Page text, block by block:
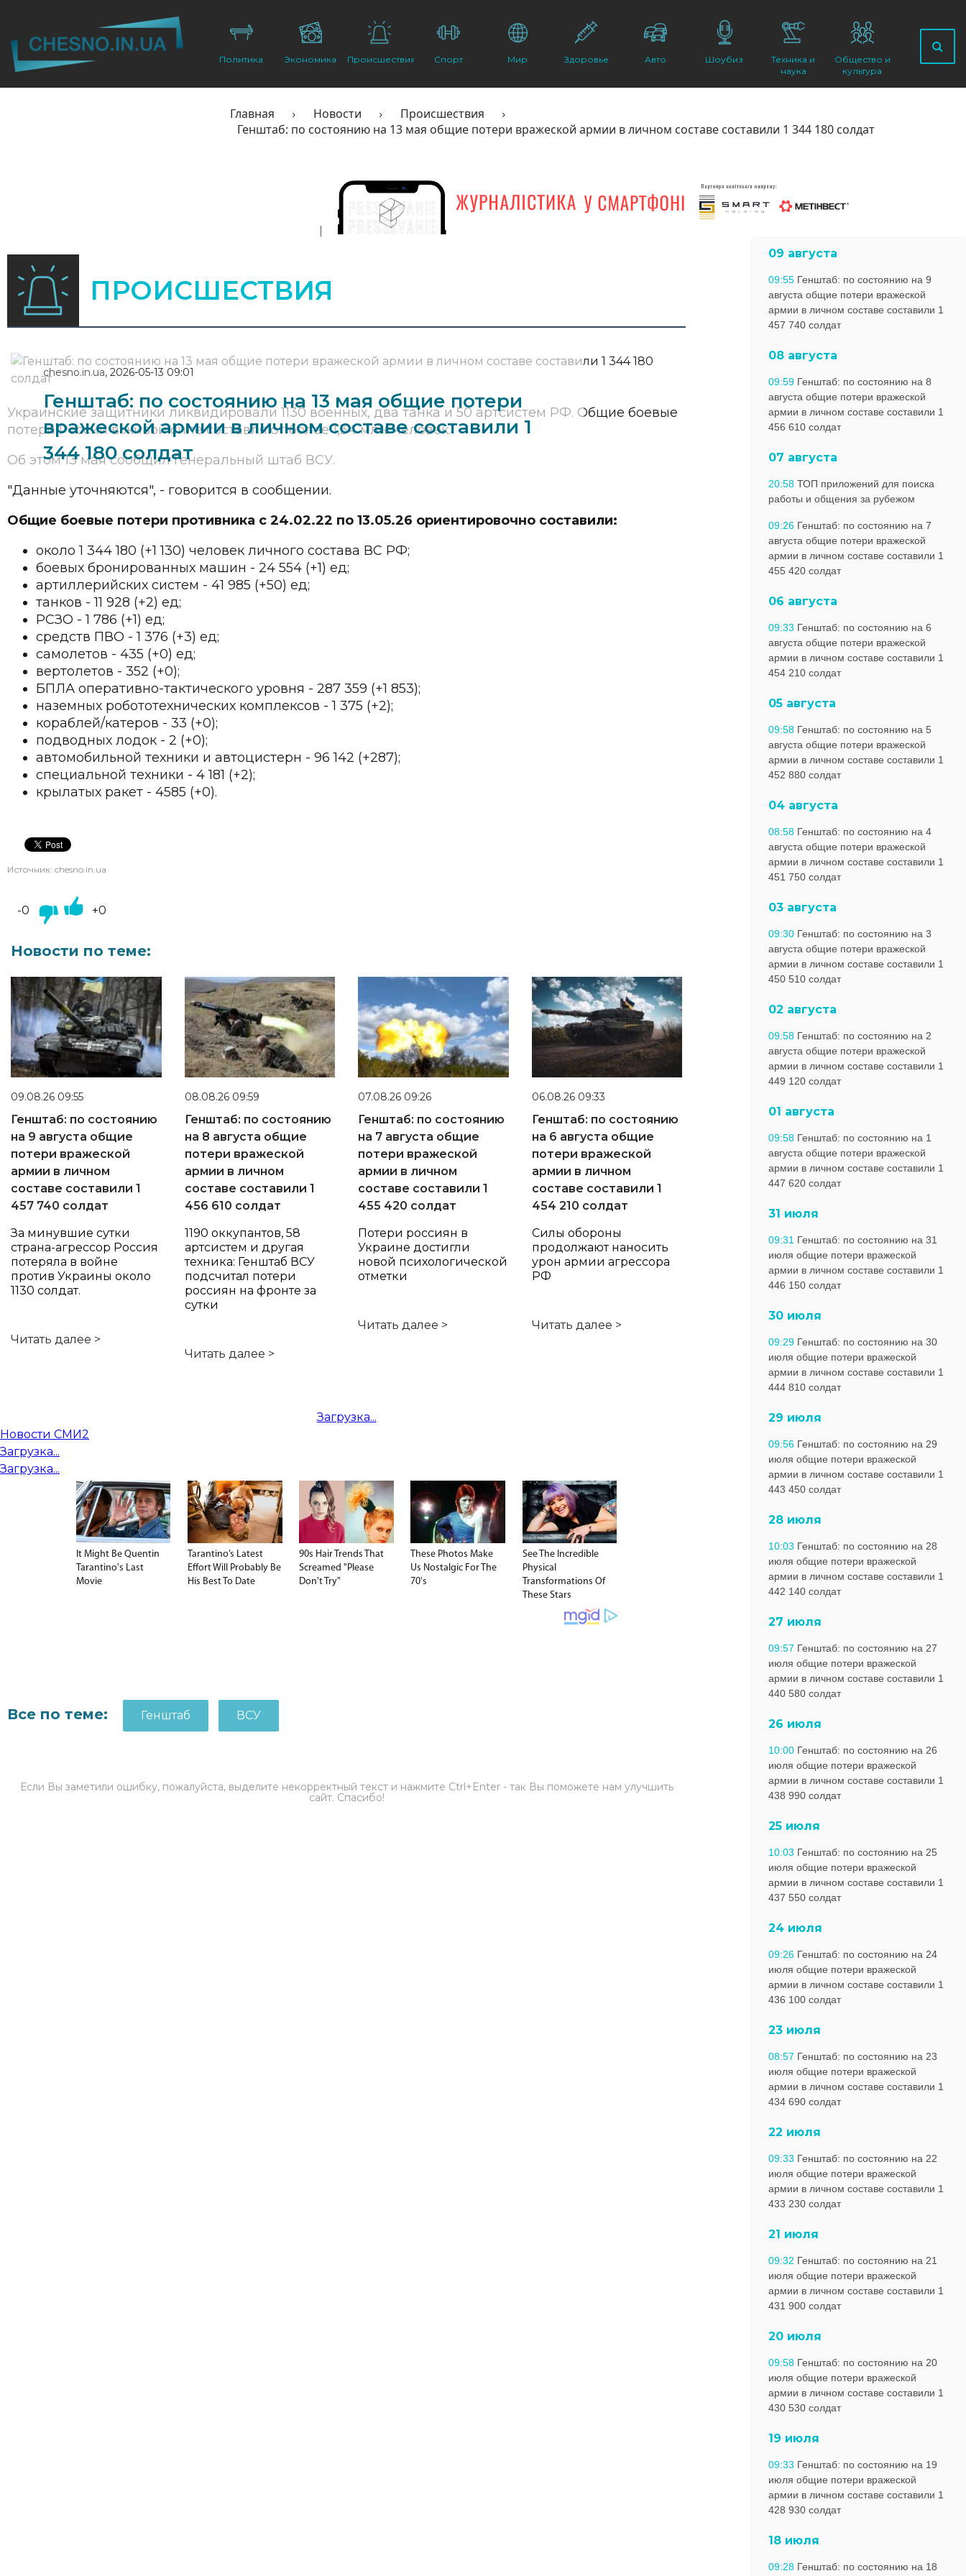
Политика Экономика Происшествия Спорт Мир Здоровье Авто Шоубиз
Техника и
наука
Общество и
культура
Главная Новости
Происшествия
Генштаб: по состоянию на 13 мая общие потери вражеской армии в личном составе составили 1 344 180 солдат
09 августа
09:55 Генштаб: по состоянию на 9
августа общие потери вражеской
армии в личном составе составили 1
457 740 солдат
08 августа
09:59 Генштаб: по состоянию на 8
августа общие потери вражеской
армии в личном составе составили 1
456 610 солдат
07 августа
20:58 ТОП приложений для поиска
работы и общения за рубежом
09:26 Генштаб: по состоянию на 7
августа общие потери вражеской
армии в личном составе составили 1
455 420 солдат
06 августа
09:33 Генштаб: по состоянию на 6
августа общие потери вражеской
армии в личном составе составили 1
454 210 солдат
05 августа
09:58 Генштаб: по состоянию на 5
августа общие потери вражеской
армии в личном составе составили 1
452 880 солдат
04 августа
08:58 Генштаб: по состоянию на 4
августа общие потери вражеской
армии в личном составе составили 1
451 750 солдат
03 августа
09:30 Генштаб: по состоянию на 3
августа общие потери вражеской
армии в личном составе составили 1
450 510 солдат
02 августа
09:58 Генштаб: по состоянию на 2
августа общие потери вражеской
армии в личном составе составили 1
449 120 солдат
01 августа
09:58 Генштаб: по состоянию на 1
августа общие потери вражеской
армии в личном составе составили 1
447 620 солдат
31 июля
09:31 Генштаб: по состоянию на 31
июля общие потери вражеской
армии в личном составе составили 1
446 150 солдат
30 июля
09:29 Генштаб: по состоянию на 30
июля общие потери вражеской
армии в личном составе составили 1
444 810 солдат
29 июля
09:56 Генштаб: по состоянию на 29
июля общие потери вражеской
армии в личном составе составили 1
443 450 солдат
28 июля
10:03 Генштаб: по состоянию на 28
июля общие потери вражеской
армии в личном составе составили 1
442 140 солдат
27 июля
09:57 Генштаб: по состоянию на 27
июля общие потери вражеской
армии в личном составе составили 1
440 580 солдат
26 июля
10:00 Генштаб: по состоянию на 26
июля общие потери вражеской
армии в личном составе составили 1
438 990 солдат
25 июля
10:03 Генштаб: по состоянию на 25
июля общие потери вражеской
армии в личном составе составили 1
437 550 солдат
24 июля
09:26 Генштаб: по состоянию на 24
июля общие потери вражеской
армии в личном составе составили 1
436 100 солдат
23 июля
08:57 Генштаб: по состоянию на 23
июля общие потери вражеской
армии в личном составе составили 1
434 690 солдат
22 июля
09:33 Генштаб: по состоянию на 22
июля общие потери вражеской
армии в личном составе составили 1
433 230 солдат
21 июля
09:32 Генштаб: по состоянию на 21
июля общие потери вражеской
армии в личном составе составили 1
431 900 солдат
20 июля
09:58 Генштаб: по состоянию на 20
июля общие потери вражеской
армии в личном составе составили 1
430 530 солдат
19 июля
09:33 Генштаб: по состоянию на 19
июля общие потери вражеской
армии в личном составе составили 1
428 930 солдат
18 июля
09:28 Генштаб: по состоянию на 18
ПРОИСШЕСТВИЯ
chesno.in.ua, 2026-05-13 09:01
Генштаб: по состоянию на 13 мая общие потери
вражеской армии в личном составе составили 1
344 180 солдат
Украинские защитники ликвидировали 1130 военных, два танка и 50 артсистем РФ. Общие боевые
потери России в живой силе составляют более 1,34 млн. человек.
Об этом 13 мая сообщил Генеральный штаб ВСУ.
"Данные уточняются", - говорится в сообщении.
Общие боевые потери противника с 24.02.22 по 13.05.26 ориентировочно составили:
около 1 344 180 (+1 130) человек личного состава ВС РФ;
боевых бронированных машин - 24 554 (+1) ед;
артиллерийских систем - 41 985 (+50) ед;
танков - 11 928 (+2) ед;
РСЗО - 1 786 (+1) ед;
средств ПВО - 1 376 (+3) ед;
самолетов - 435 (+0) ед;
вертолетов - 352 (+0);
БПЛА оперативно-тактического уровня - 287 359 (+1 853);
наземных робототехнических комплексов - 1 375 (+2);
кораблей/катеров - 33 (+0);
подводных лодок - 2 (+0);
автомобильной техники и автоцистерн - 96 142 (+287);
специальной техники - 4 181 (+2);
крылатых ракет - 4585 (+0).
Источник: chesno.in.ua
-0 +0
Новости по теме:
09.08.26 09:55
Генштаб: по состоянию
на 9 августа общие
потери вражеской
армии в личном
составе составили 1
457 740 солдат
За минувшие сутки
страна-агрессор Россия
потеряла в войне
против Украины около
1130 солдат.
Читать далее >
08.08.26 09:59
Генштаб: по состоянию
на 8 августа общие
потери вражеской
армии в личном
составе составили 1
456 610 солдат
1190 оккупантов, 58
артсистем и другая
техника: Генштаб ВСУ
подсчитал потери
россиян на фронте за
сутки
Читать далее >
07.08.26 09:26
Генштаб: по состоянию
на 7 августа общие
потери вражеской
армии в личном
составе составили 1
455 420 солдат
Потери россиян в
Украине достигли
новой психологической
отметки
Читать далее >
06.08.26 09:33
Генштаб: по состоянию
на 6 августа общие
потери вражеской
армии в личном
составе составили 1
454 210 солдат
Силы обороны
продолжают наносить
урон армии агрессора
РФ
Читать далее >
Загрузка...
Новости СМИ2
Загрузка...
Загрузка...
Все по теме: Генштаб ВСУ
Если Вы заметили ошибку, пожалуйста, выделите некорректный текст и нажмите Ctrl+Enter - так Вы поможете нам улучшить
сайт. Спасибо!